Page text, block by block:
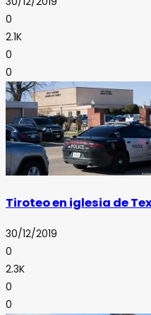
0
2.1K
0
0
Tiroteo en iglesia de
30/12/2019
0
2.3K
0
0